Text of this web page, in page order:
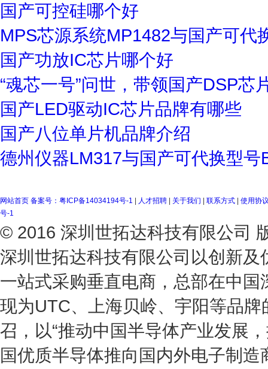
国产可控硅哪个好
MPS芯源系统MP1482与国产可代
国产功放IC芯片哪个好
“魂芯一号”问世，带领国产DSP芯
国产LED驱动IC芯片品牌有哪些
国产八位单片机品牌介绍
德州仪器LM317与国产可代换型号
网站首页 备案号：粤ICP备14034194号-1 人才招聘 关于我们 联系方式
使用协
号-1
© 2016 深圳世拓达科技有限公司
深圳世拓达科技有限公司以创新
一站式采购垂直电商，总部在中
现为UTC、上海贝岭、宇阳等品
召，以“推动中国半导体产业发展
国优质半导体推向国内外电子制